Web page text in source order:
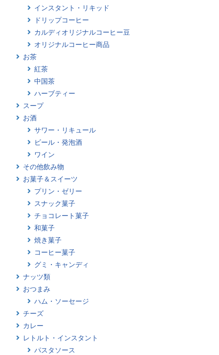
インスタント・リキッド
ドリップコーヒー
カルディオリジナルコーヒー豆
オリジナルコーヒー商品
お茶
紅茶
中国茶
ハーブティー
スープ
お酒
サワー・リキュール
ビール・発泡酒
ワイン
その他飲み物
お菓子＆スイーツ
プリン・ゼリー
スナック菓子
チョコレート菓子
和菓子
焼き菓子
コーヒー菓子
グミ・キャンディ
ナッツ類
おつまみ
ハム・ソーセージ
チーズ
カレー
レトルト・インスタント
パスタソース